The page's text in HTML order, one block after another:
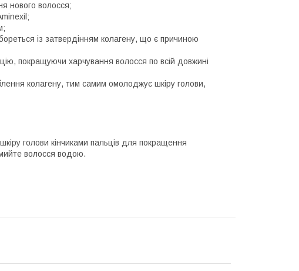
нового волосся;
із затвердінням колагену, що є причиною
покращуючи харчування волосся по всій довжині
колагену, тим самим омолоджує шкіру голови,
голови кінчиками пальців для покращення
волосся водою.